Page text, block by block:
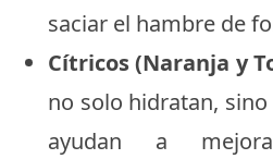
saciar el hambre de
Cítricos (Naranja y
no solo hidratan,
ayudan a